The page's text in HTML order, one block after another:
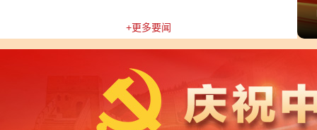
+更多要闻